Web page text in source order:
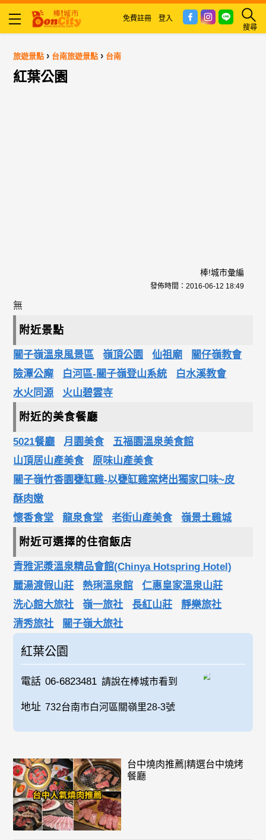
搜尋
免費註冊 登入
旅遊景點 › 台南旅遊景點 › 台南
紅葉公園
棒!城市彙編
發佈時間： 2016-06-12 18:49
無
附近景點
關子嶺溫泉風景區 嶺頂公園 仙祖廟
關仔嶺教會
險潭公廨
白河區-關子嶺登山系統
白水溪教會
水火同源
火山碧雲寺
附近的美食餐廳
5021餐廳 月園美食
五福園溫泉美食館
山頂居山產美食
原味山產美食
關子嶺竹香園甕缸雞-以甕缸雞窯烤出獨家口味~皮
酥肉嫩
懷香食堂
龍泉食堂 老街山產美食 嶺景土雞城
附近可選擇的住宿飯店
青雅泥漿溫泉精品會館(Chinya Hotspring Hotel)
麗湯渡假山莊
熱琍溫泉館
仁惠皇家溫泉山莊
洗心館大旅社
嶺一旅社 長紅山莊
靜樂旅社
清秀旅社
關子嶺大旅社
紅葉公園
電話 06-6823481 請說在棒城市看到
地址 732台南市白河區關嶺里28-3號
台中燒肉推薦|精選台中燒烤
餐廳